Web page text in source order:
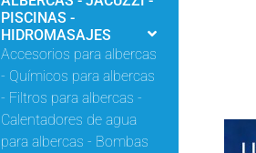
PISCINAS -
HIDROMASAJES
Accesorios para albercas
- Químicos para albercas
- Filtros para albercas -
Calentadores de agua
para albercas - Bombas